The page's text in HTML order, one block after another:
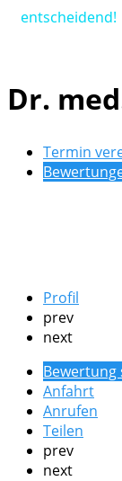
entscheidend!
Dr.
Termin
Profil
prev
next
Bewertung
Anfahrt
Anrufen
Teilen
prev
next